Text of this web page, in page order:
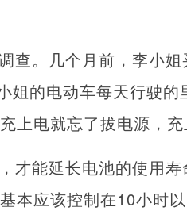
查。几个月前，李小
姐的电动车每天行驶
上电就忘了拔电源，
才能延长电池的使用
本应该控制在10小时